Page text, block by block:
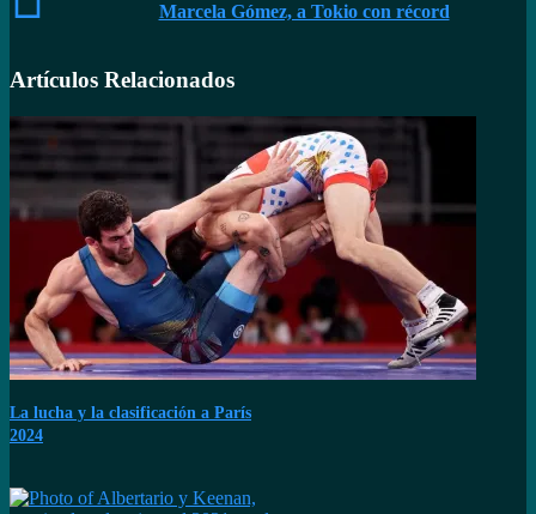
Marcela Gómez, a Tokio con récord
Artículos Relacionados
La lucha y la clasificación a París
2024